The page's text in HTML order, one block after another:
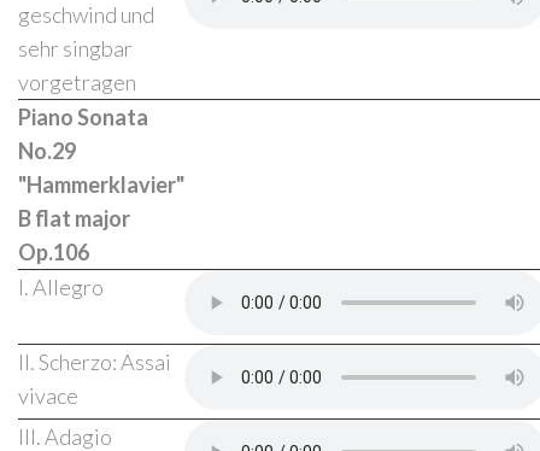
geschwind und
sehr singbar
vorgetragen
Piano Sonata
No.29
"Hammerklavier"
B flat major
Op.106
I. Allegro
II. Scherzo: Assai
vivace
III. Adagio